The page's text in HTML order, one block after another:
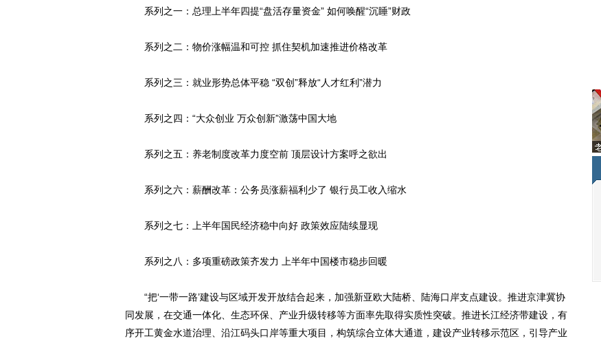
系列之一：总理上半年四提“盘活存量资金” 如何唤醒“沉睡”财政
系列之二：物价涨幅温和可控 抓住契机加速推进价格改革
系列之三：就业形势总体平稳 “双创”释放“人才红利”潜力
系列之四：“大众创业 万众创新”激荡中国大地
系列之五：养老制度改革力度空前 顶层设计方案呼之欲出
系列之六：薪酬改革：公务员涨薪福利少了 银行员工收入缩水
系列之七：上半年国民经济稳中向好 政策效应陆续显现
系列之八：多项重磅政策齐发力 上半年中国楼市稳步回暖
“把‘一带一路’建设与区域开发开放结合起来，加强新亚欧大陆桥、陆海口岸支点建设。推进京津冀协
同发展，在交通一体化、生态环保、产业升级转移等方面率先取得实质性突破。推进长江经济带建设，有
序开工黄金水道治理、沿江码头口岸等重大项目，构筑综合立体大通道，建设产业转移示范区，引导产业